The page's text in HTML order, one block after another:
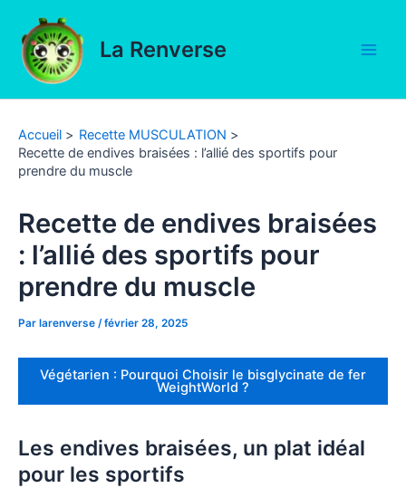
contenu
La Renverse
Accueil
Recette MUSCULATION
Recette de endives braisées : l’allié des sportifs pour
prendre du muscle
Recette de endives braisées
: l’allié des sportifs pour
prendre du muscle
Par larenverse /février 28, 2025
Végétarien : Pourquoi Choisir le bisglycinate de fer
WeightWorld ?
Les endives braisées, un plat idéal
pour les sportifs